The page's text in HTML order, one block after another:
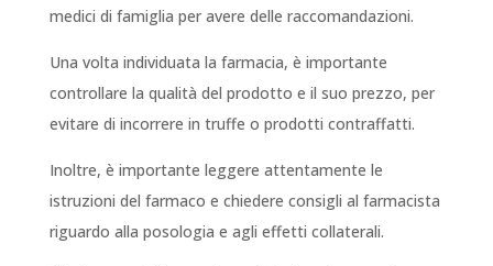
medici di famiglia per avere delle raccomandazioni.
Una volta individuata la farmacia, è importante
controllare la qualità del prodotto e il suo prezzo, per
evitare di incorrere in truffe o prodotti contraffatti.
Inoltre, è importante leggere attentamente le
istruzioni del farmaco e chiedere consigli al farmacista
riguardo alla posologia e agli effetti collaterali.